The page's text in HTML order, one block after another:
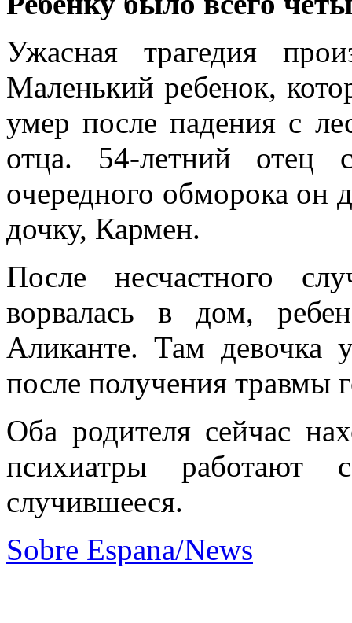
Ужасная трагедия
Маленький ребенок,
умер после падения с
отца. 54-летний отец
очередного обморока он
дочку, Кармен.
После несчастного
ворвалась в дом,
Аликанте. Там девочка
после получения травмы
Оба родителя сейчас
психиатры работают
случившееся.
Sobre Espana/News